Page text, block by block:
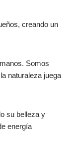
creando un
Somos
naturaleza juega
su belleza y
energía